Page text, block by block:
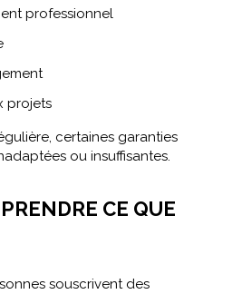
professionnel
projets
certaines garanties
ou insuffisantes.
CE QUE
souscrivent des